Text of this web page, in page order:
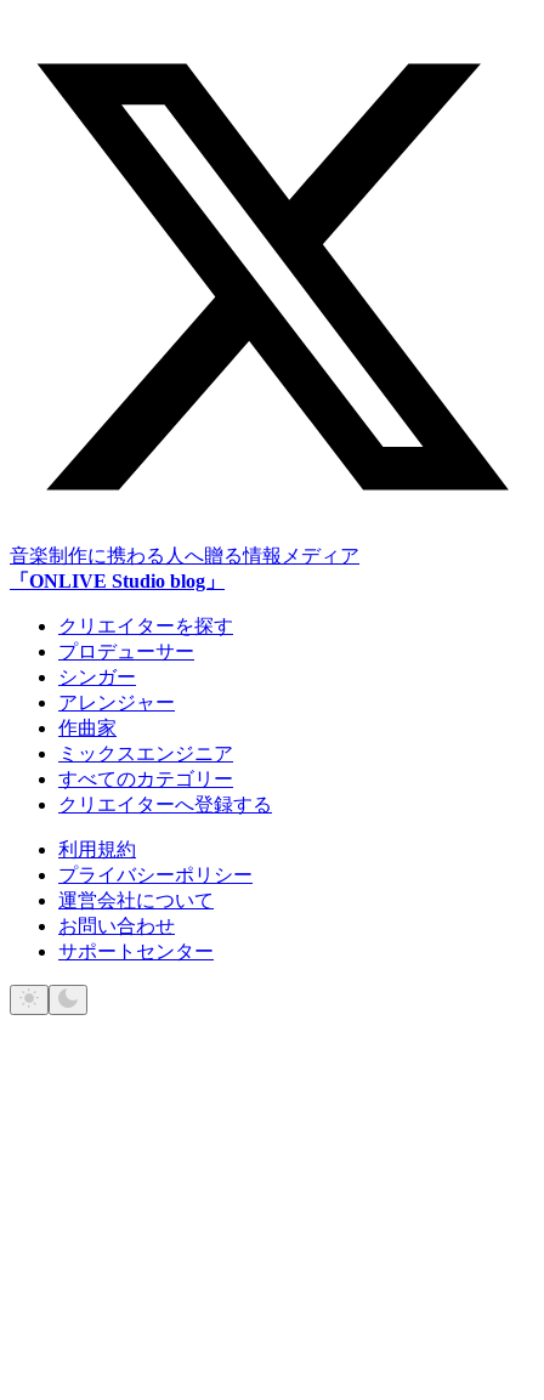
音楽制作に携わる人へ贈る情報メディア
「ONLIVE Studio blog」
クリエイターを探す
プロデューサー
シンガー
アレンジャー
作曲家
ミックスエンジニア
すべてのカテゴリー
クリエイターへ登録する
利用規約
プライバシーポリシー
運営会社について
お問い合わせ
サポートセンター